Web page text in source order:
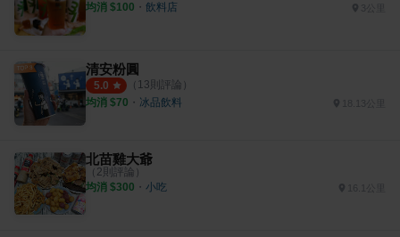
均消 $100 ・ 飲料店
清安粉圓
5.0 （ 13則評論）
均消 $70 ・ 冰品飲料
北苗雞大爺
（ 2則評論）
均消 $300 ・ 小吃